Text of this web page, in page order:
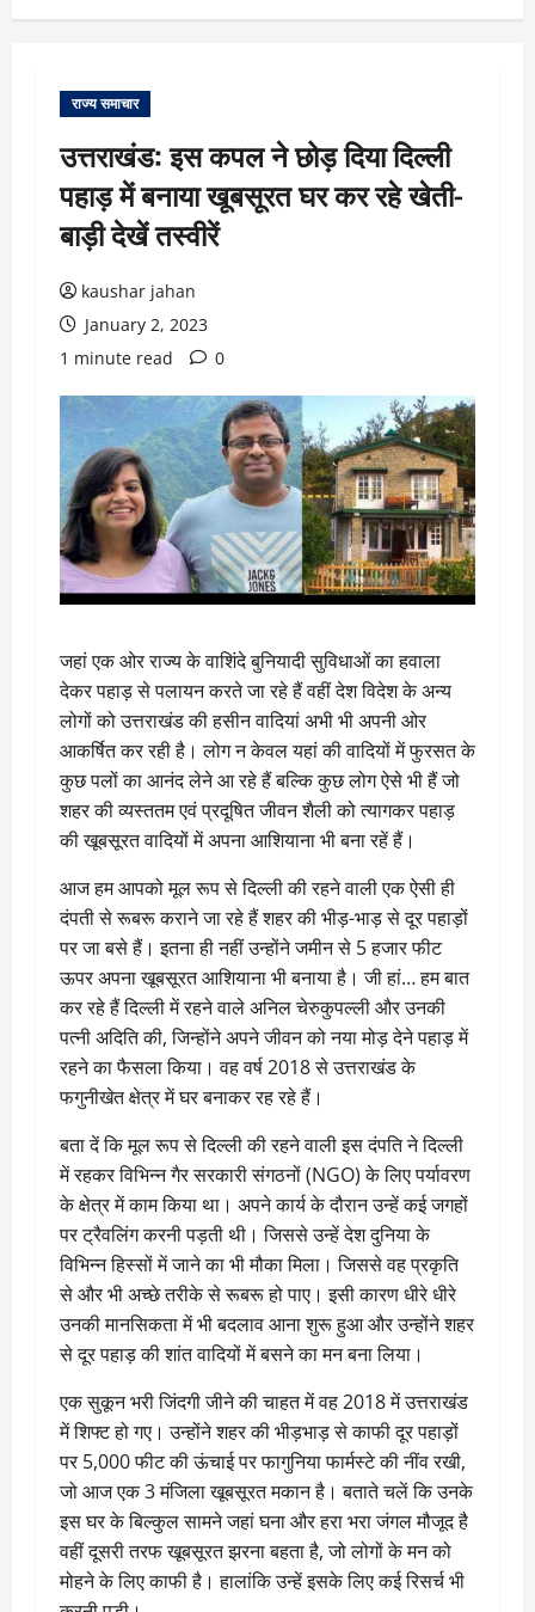
राज्य समाचार
उत्तराखंड: इस कपल ने छोड़ दिया दिल्ली
पहाड़ में बनाया खूबसूरत घर कर रहे खेती-
बाड़ी देखें तस्वीरें
kaushar jahan
January 2, 2023
1 minute read
0
जहां एक ओर राज्य के वाशिंदे बुनियादी सुविधाओं का हवाला
देकर पहाड़ से पलायन करते जा रहे हैं वहीं देश विदेश के अन्य
लोगों को उत्तराखंड की हसीन वादियां अभी भी अपनी ओर
आकर्षित कर रही है। लोग न केवल यहां की वादियों में फुरसत के
कुछ पलों का आनंद लेने आ रहे हैं बल्कि कुछ लोग ऐसे भी हैं जो
शहर की व्यस्ततम एवं प्रदूषित जीवन शैली को त्यागकर पहाड़
की खूबसूरत वादियों में अपना आशियाना भी बना रहें हैं।
आज हम आपको मूल रूप से दिल्ली की रहने वाली एक ऐसी ही
दंपती से रूबरू कराने जा रहे हैं शहर की भीड़-भाड़ से दूर पहाड़ों
पर जा बसे हैं। इतना ही नहीं उन्होंने जमीन से 5 हजार फीट
ऊपर अपना खूबसूरत आशियाना भी बनाया है। जी हां… हम बात
कर रहे हैं दिल्ली में रहने वाले अनिल चेरुकुपल्ली और उनकी
पत्नी अदिति की, जिन्होंने अपने जीवन को नया मोड़ देने पहाड़ में
रहने का फैसला किया। वह वर्ष 2018 से उत्तराखंड के
फगुनीखेत क्षेत्र में घर बनाकर रह रहे हैं।
बता दें कि मूल रूप से दिल्ली की रहने वाली इस दंपति ने दिल्ली
में रहकर विभिन्न गैर सरकारी संगठनों (NGO) के लिए पर्यावरण
के क्षेत्र में काम किया था। अपने कार्य के दौरान उन्हें कई जगहों
पर ट्रैवलिंग करनी पड़ती थी। जिससे उन्हें देश दुनिया के
विभिन्न हिस्सों में जाने का भी मौका मिला। जिससे वह प्रकृति
से और भी अच्छे तरीके से रूबरू हो पाए। इसी कारण धीरे धीरे
उनकी मानसिकता में भी बदलाव आना शुरू हुआ और उन्होंने शहर
से दूर पहाड़ की शांत वादियों में बसने का मन बना लिया।
एक सुकून भरी जिंदगी जीने की चाहत में वह 2018 में उत्तराखंड
में शिफ्ट हो गए। उन्होंने शहर की भीड़भाड़ से काफी दूर पहाड़ों
पर 5,000 फीट की ऊंचाई पर फागुनिया फार्मस्टे की नींव रखी,
जो आज एक 3 मंजिला खूबसूरत मकान है। बताते चलें कि उनके
इस घर के बिल्कुल सामने जहां घना और हरा भरा जंगल मौजूद है
वहीं दूसरी तरफ खूबसूरत झरना बहता है, जो लोगों के मन को
मोहने के लिए काफी है। हालांकि उन्हें इसके लिए क‌ई रिसर्च भी